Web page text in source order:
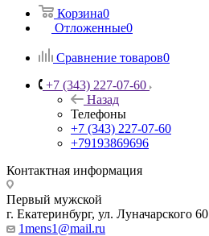
Корзина0
Отложенные0
Сравнение товаров0
+7 (343) 227-07-60
Назад
Телефоны
+7 (343) 227-07-60
+79193869696
Контактная информация
Первый мужской
г. Екатеринбург, ул. Луначарского 60
1mens1@mail.ru